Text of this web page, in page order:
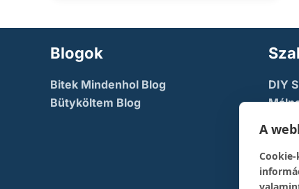
Blogok
Bitek Mindenhol Blog
Bütyköltem Blog
DIY
The
pont
A